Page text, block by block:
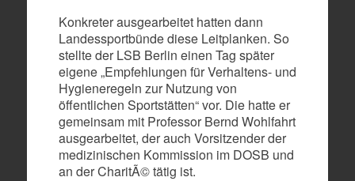
Konkreter ausgearbeitet hatten dann
Landessportbünde diese Leitplanken. So
stellte der LSB Berlin einen Tag später
eigene „Empfehlungen für Verhaltens- und
Hygieneregeln zur Nutzung von
öffentlichen Sportstätten“ vor. Die hatte er
gemeinsam mit Professor Bernd Wohlfahrt
ausgearbeitet, der auch Vorsitzender der
medizinischen Kommission im DOSB und
an der CharitÃ© tätig ist.